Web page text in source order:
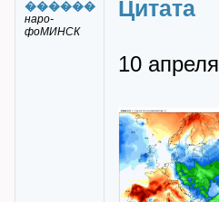
������
наро-
фоМИНСК
Цитата
10 апреля